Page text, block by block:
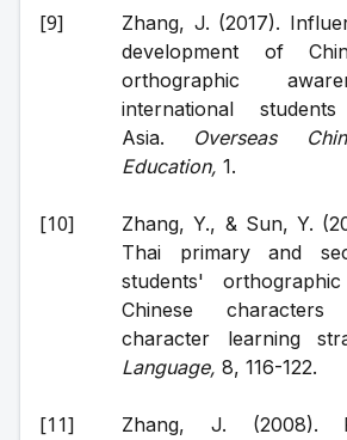
Zhang, J. (2017).
development of
orthographic
international
Asia. Overseas
Education, 1.
Zhang, Y., & Sun, Y.
Thai primary and
students'
Chinese
character learning
Language, 8, 116-122.
Zhang, J. (2008).